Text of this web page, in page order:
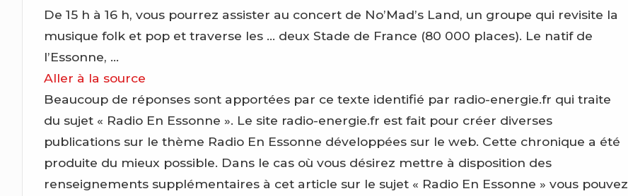
De 15 h à 16 h, vous pourrez assister au concert de No’Mad’s Land, un groupe qui revisite la
musique folk et pop et traverse les … deux Stade de France (80 000 places). Le natif de
l’Essonne, …
Aller à la source
Beaucoup de réponses sont apportées par ce texte identifié par radio-energie.fr qui traite
du sujet « Radio En Essonne ». Le site radio-energie.fr est fait pour créer diverses
publications sur le thème Radio En Essonne développées sur le web. Cette chronique a été
produite du mieux possible. Dans le cas où vous désirez mettre à disposition des
renseignements supplémentaires à cet article sur le sujet « Radio En Essonne » vous pouvez